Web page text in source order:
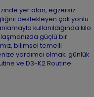
yer alan, egzersiz
destekleyen çok yönlü
kullanıldığında kilo
güçlü bir
bilimsel temelli
yardımcı olmak; günlük
ve D3-K2 Routine